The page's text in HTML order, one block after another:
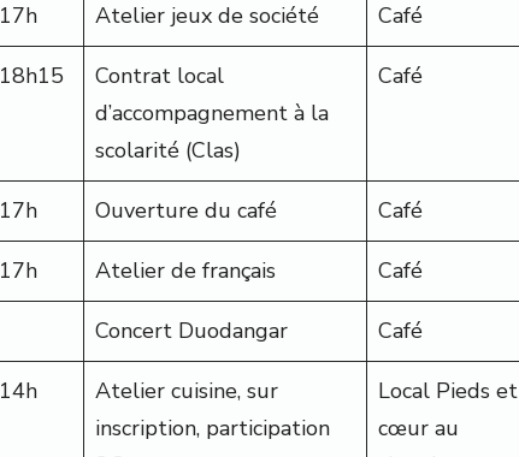
17h Atelier jeux de société Café
18h15
Contrat local
d’accompagnement à la
scolarité (Clas)
Café
17h Ouverture du café Café
17h Atelier de français Café
Concert Duodangar Café
14h
Atelier cuisine, sur
inscription, participation
Local Pieds et
cœur au